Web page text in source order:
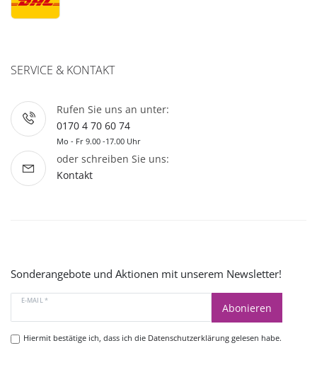
SERVICE & KONTAKT
Rufen Sie uns an unter:
0170 4 70 60 74
Mo - Fr 9.00 -17.00 Uhr
oder schreiben Sie uns:
Kontakt
Sonderangebote und Aktionen mit unserem Newsletter!
E-MAIL *
Abonieren
Hiermit bestätige ich, dass ich die Datenschutzerklärunggelesen habe.